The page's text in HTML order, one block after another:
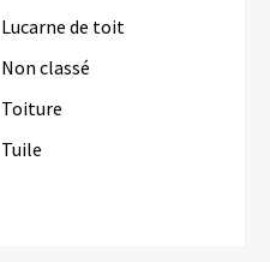
Lucarne de toit
Non classé
Toiture
Tuile